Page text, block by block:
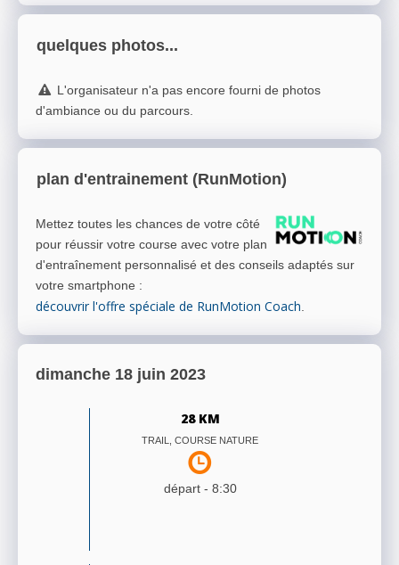
quelques photos...
L'organisateur n'a pas encore fourni de photos
d'ambiance ou du parcours.
plan d'entrainement (RunMotion)
Mettez toutes les chances de votre côté
pour réussir votre course avec votre plan
d'entraînement personnalisé et des conseils adaptés sur
votre smartphone :
découvrir l'offre spéciale de RunMotion Coach.
dimanche 18 juin 2023
28 KM
TRAIL, COURSE NATURE
départ - 8:30